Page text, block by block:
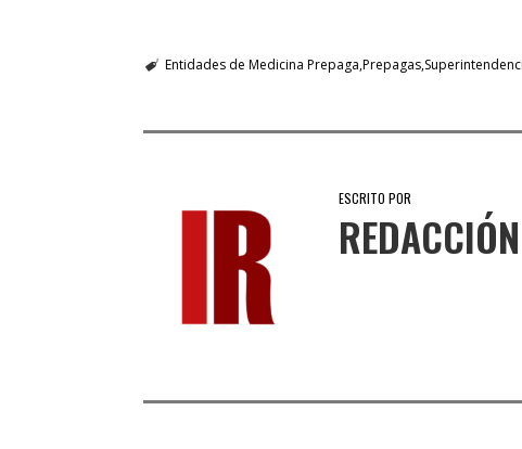
Entidades de Medicina Prepaga Prepagas
ESCRITO POR